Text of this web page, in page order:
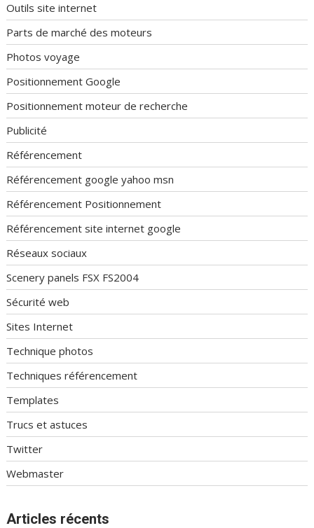
Outils site internet
Parts de marché des moteurs
Photos voyage
Positionnement Google
Positionnement moteur de recherche
Publicité
Référencement
Référencement google yahoo msn
Référencement Positionnement
Référencement site internet google
Réseaux sociaux
Scenery panels FSX FS2004
Sécurité web
Sites Internet
Technique photos
Techniques référencement
Templates
Trucs et astuces
Twitter
Webmaster
Articles récents